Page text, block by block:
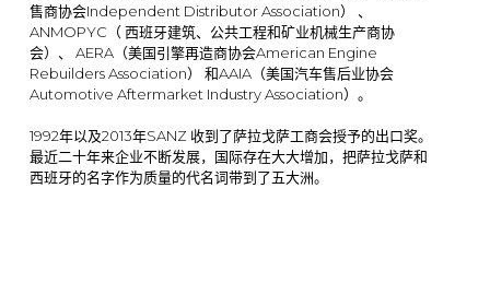
售商协会Independent Distributor Association） 、
ANMOPYC（ 西班牙建筑、公共工程和矿业机械生产商协
会）、 AERA（美国引擎再造商协会American Engine
Rebuilders Association） 和AAIA（美国汽车售后业协会
Automotive Aftermarket Industry Association）。
1992年以及2013年SANZ 收到了萨拉戈萨工商会授予的出口奖。
最近二十年来企业不断发展，国际存在大大增加，把萨拉戈萨和
西班牙的名字作为质量的代名词带到了五大洲。